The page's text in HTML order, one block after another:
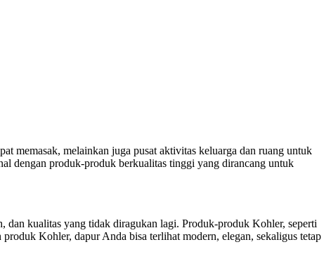
memasak, melainkan juga pusat aktivitas keluarga dan ruang untuk
dengan produk-produk berkualitas tinggi yang dirancang untuk
dan kualitas yang tidak diragukan lagi. Produk-produk Kohler, seperti
Kohler, dapur Anda bisa terlihat modern, elegan, sekaligus tetap